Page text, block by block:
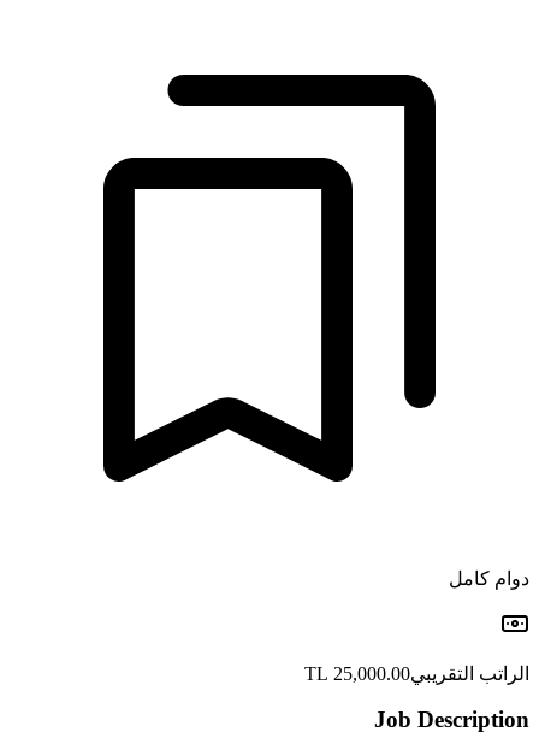
دوام كامل
الراتب التقريبي25,000.00 TL
Job Description